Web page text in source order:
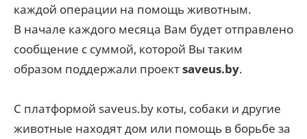
каждой операции на помощь животным.
В начале каждого месяца Вам будет отправлено
сообщение с суммой, которой Вы таким
образом поддержали проектsaveus.by.
С платформой saveus.by коты, собаки и другие
животные находят дом или помощь в борьбе за